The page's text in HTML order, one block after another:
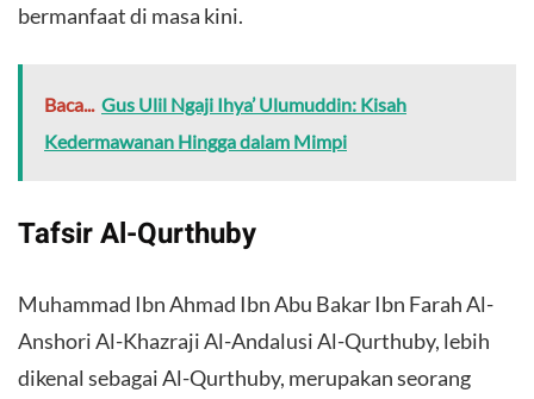
bermanfaat di masa kini.
Baca... Gus Ulil Ngaji Ihya’ Ulumuddin: Kisah
Kedermawanan Hingga dalam Mimpi
Tafsir Al-Qurthuby
Muhammad Ibn Ahmad Ibn Abu Bakar Ibn Farah Al-
Anshori Al-Khazraji Al-Andalusi Al-Qurthuby, lebih
dikenal sebagai Al-Qurthuby, merupakan seorang